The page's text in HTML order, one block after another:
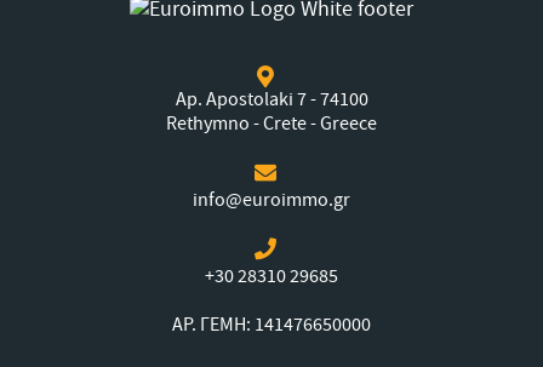
Ap. Apostolaki 7 - 74100
Rethymno - Crete - Greece
info@euroimmo.gr
+30 28310 29685
ΑΡ. ΓΕΜΗ: 141476650000